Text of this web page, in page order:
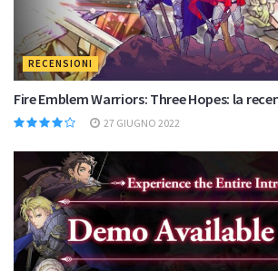
RECENSIONI
Fire Emblem Warriors: Three Hopes: la
27 GIUGNO 2022